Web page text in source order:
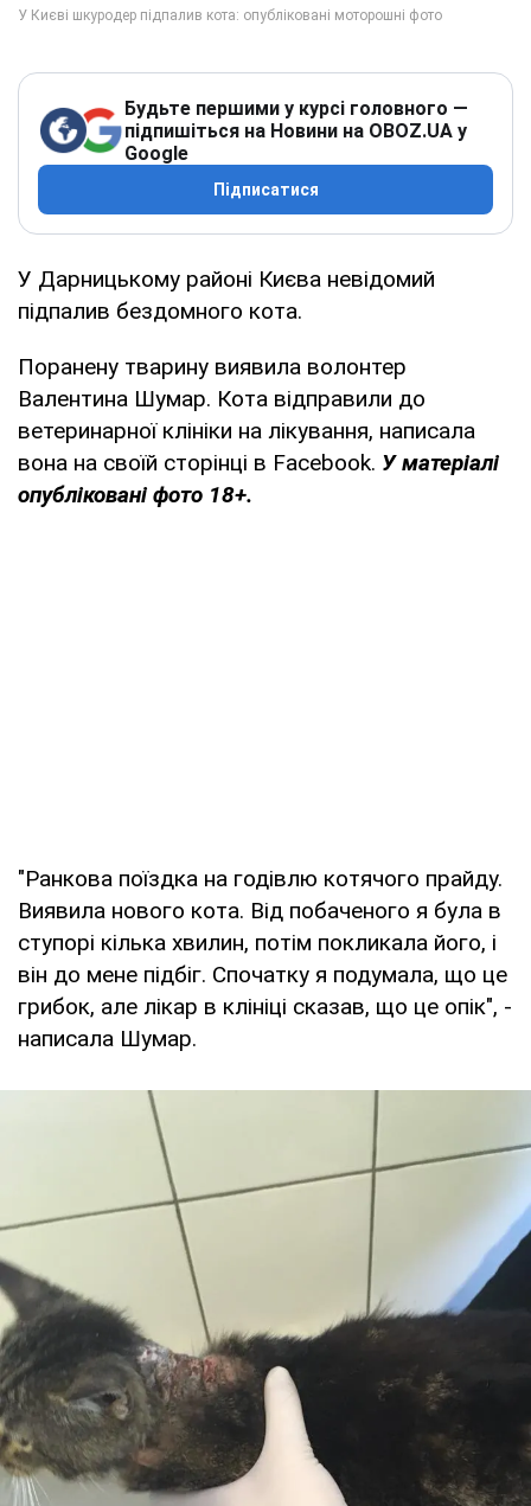
Будьте першими у курсі головного —
підпишіться на Новини на OBOZ.UA у
Google
Підписатися
У Дарницькому районі Києва невідомий
підпалив бездомного кота.
Поранену тварину виявила волонтер
Валентина Шумар. Кота відправили до
ветеринарної клініки на лікування, написала
вона на своїй сторінці в Facebook. У матеріалі
опубліковані фото 18+.
"Ранкова поїздка на годівлю котячого прайду.
Виявила нового кота. Від побаченого я була в
ступорі кілька хвилин, потім покликала його, і
він до мене підбіг. Спочатку я подумала, що це
грибок, але лікар в клініці сказав, що це опік", -
написала Шумар.